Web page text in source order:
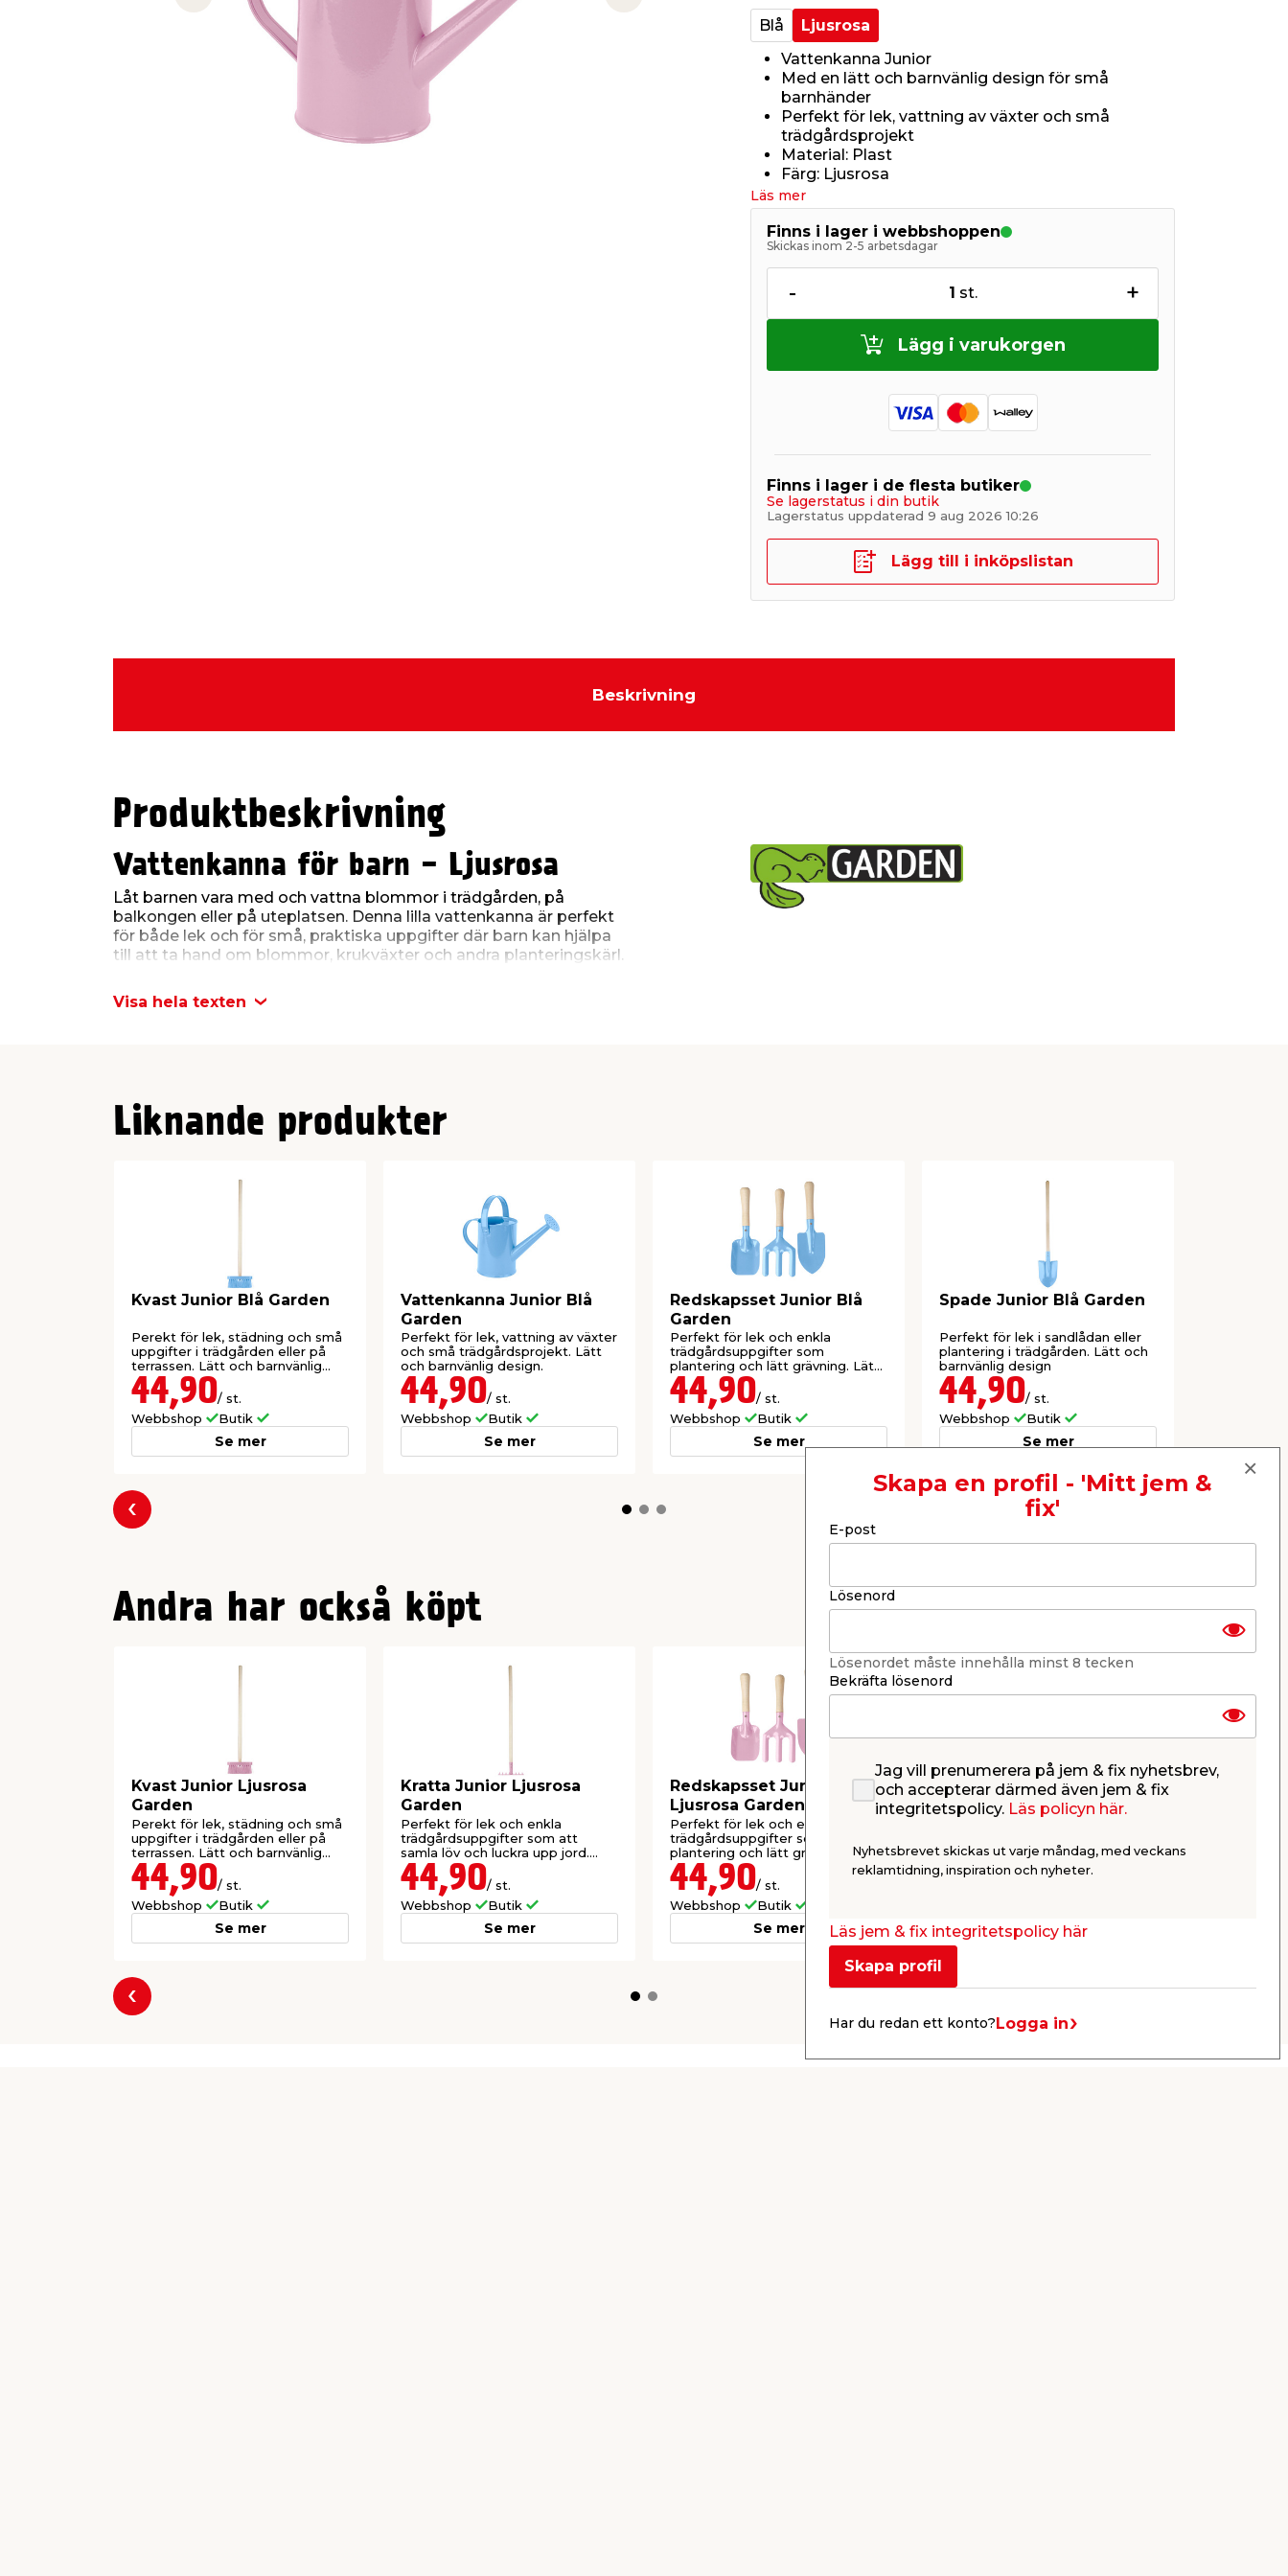
Previous slide Next slide
Blå
Ljusrosa
Vattenkanna Junior
Med en lätt och barnvänlig design för små
barnhänder
Perfekt för lek, vattning av växter och små
trädgårdsprojekt
Material: Plast
Färg: Ljusrosa
Läs mer
Finns i lager i webbshoppen
Skickas inom 2-5 arbetsdagar
- 1 st. +
Lägg i varukorgen
Finns i lager i de flesta butiker
Se lagerstatus i din butik
Lagerstatus uppdaterad 9 aug 2026 10:26
Lägg till i inköpslistan
Beskrivning
Produktbeskrivning
Vattenkanna för barn - Ljusrosa
Låt barnen vara med och vattna blommor i trädgården, på
balkongen eller på uteplatsen. Denna lilla vattenkanna är perfekt
för både lek och för små, praktiska uppgifter där barn kan hjälpa
till att ta hand om blommor, krukväxter och andra planteringskärl.
för mindre händer att lyfta och hälla. Handtaget ger god kontroll
Visa hela texten
Liknande produkter
Kvast Junior Blå Garden
Perekt för lek, städning och små
uppgifter i trädgården eller på
terrassen. Lätt och barnvänlig
design.
44,90/ st.
Webbshop
Butik
Se mer
Vattenkanna Junior Blå
Garden
Perfekt för lek, vattning av växter
och små trädgårdsprojekt. Lätt
och barnvänlig design.
44,90/ st.
Webbshop
Butik
Se mer
Redskapsset Junior Blå
Garden
Perfekt för lek och enkla
trädgårdsuppgifter som
plantering och lätt grävning. Lätt
och barnvänlig design.
44,90/ st.
Webbshop
Butik
Se mer
Spade Junior Blå Garden
Perfekt för lek i sandlådan eller
plantering i trädgården. Lätt och
barnvänlig design
44,90/ st.
Webbshop
Butik
Se mer
Föregående
Andra har också köpt
Kvast Junior Ljusrosa
Garden
Perekt för lek, städning och små
uppgifter i trädgården eller på
terrassen. Lätt och barnvänlig
design.
44,90/ st.
Webbshop
Butik
Se mer
Kratta Junior Ljusrosa
Garden
Perfekt för lek och enkla
trädgårdsuppgifter som att
samla löv och luckra upp jord.
Lätt och barnvänlig design.
44,90/ st.
Webbshop
Butik
Se mer
Redskapsset Junior
Ljusrosa Garden
Perfekt för lek och enkla
trädgårdsuppgifter som
plantering och lätt grävning. Lätt
och barnvänlig design.
44,90/ st.
Webbshop
Butik
Se mer
Vattenkanna Svart 5 L
Garden
59,90
Se mer
Föregående
Skapa en profil - 'Mitt jem &
fix'
E-post
Lösenord
Lösenordet måste innehålla minst 8 tecken
Bekräfta lösenord
Jag vill prenumerera på jem & fix nyhetsbrev,
och accepterar därmed även jem & fix
integritetspolicy. Läs policyn här.
Nyhetsbrevet skickas ut varje måndag, med veckans
reklamtidning, inspiration och nyheter.
Läs jem & fix integritetspolicy här
Skapa profil
Har du redan ett konto?Logga in